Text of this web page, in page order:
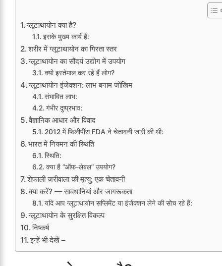
ग्लूटाथायोन क्या है?
इसके मुख्य कार्य हैं:
शरीर में ग्लूटाथायोन का गिरता स्तर
ग्लूटाथायोन का सौंदर्य उद्योग में उपयोग
क्यों इस्तेमाल कर रहे हैं लोग?
ग्लूटाथायोन इंजेक्शन: लाभ बनाम जोखिम
संभावित लाभ:
गंभीर दुष्प्रभाव:
वैज्ञानिक आधार और विवाद
2012 में फिलीपींस FDA ने चेतावनी जारी की थी:
भारत में नियमन की स्थिति
स्थिति:
क्या है “ऑफ-लेबल” उपयोग?
शेफाली जरीवाला की मृत्यु: एक चेतावनी
क्या करें? — सावधानियां और जागरूकता
यदि आप ग्लूटाथायोन सप्लिमेंट या इंजेक्शन लेने की सोच रहे हैं:
ग्लूटाथायोन के सुरक्षित विकल्प
निष्कर्ष
इन्हें भी देखें –